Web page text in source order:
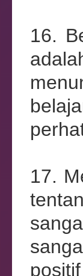
16.
17.